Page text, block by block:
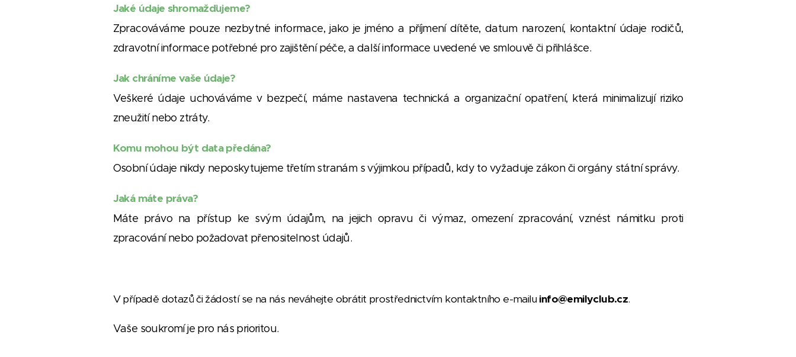
Jaké údaje shromažďujeme?
Zpracováváme pouze nezbytné informace, jako je jméno a příjmení dítěte, datum narození, kontaktní údaje rodičů,
zdravotní informace potřebné pro zajištění péče, a další informace uvedené ve smlouvě či přihlášce.
Jak chráníme vaše údaje?
Veškeré údaje uchováváme v bezpečí, máme nastavena technická a organizační opatření, která minimalizují riziko
zneužití nebo ztráty.
Komu mohou být data předána?
Osobní údaje nikdy neposkytujeme třetím stranám s výjimkou případů, kdy to vyžaduje zákon či orgány státní správy.
Jaká máte práva?
Máte právo na přístup ke svým údajům, na jejich opravu či výmaz, omezení zpracování, vznést námitku proti
zpracování nebo požadovat přenositelnost údajů.
V případě dotazů či žádostí se na nás neváhejte obrátit prostřednictvím kontaktního e-mailuinfo@emilyclub.cz.
Vaše soukromí je pro nás prioritou.